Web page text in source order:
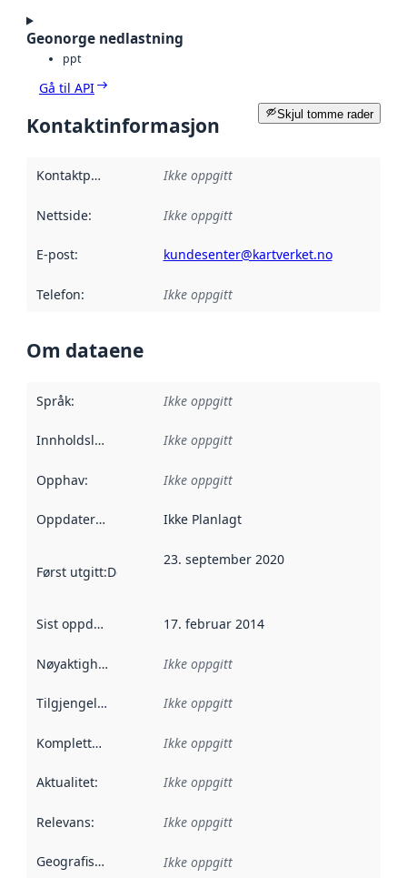
Geonorge nedlastning
ppt
Gå til API
Skjul tomme rader
Kontaktinformasjon
Kontaktpunkt Ikke oppgitt
Nettside: Ikke oppgitt
E-post: kundesenter@kartverket.no
Telefon: Ikke oppgitt
Om dataene
Språk: Ikke oppgitt
Innholdsleverandører :
Ikke oppgitt
Opphav: Ikke oppgitt
Oppdateringsfrekvens :
Ikke Planlagt
Først utgitt:Denne datoen sier når dataene i dette
23. september 2020
Sist oppdatert 17. februar 2014
Nøyaktighet Ikke oppgitt
Tilgjengelighet Ikke oppgitt
Kompletthet Ikke oppgitt
Aktualitet: Ikke oppgitt
Relevans: Ikke oppgitt
Geografisk avgrensning :
Ikke oppgitt